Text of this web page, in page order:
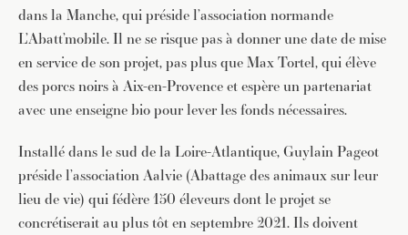
dans la Manche, qui préside l’association normande
L’Abatt’mobile. Il ne se risque pas à donner une date de mise
en service de son projet, pas plus que Max Tortel, qui élève
des porcs noirs à Aix-en-Provence et espère un partenariat
avec une enseigne bio pour lever les fonds nécessaires.
Installé dans le sud de la Loire-Atlantique, Guylain Pageot
préside l’association Aalvie (Abattage des animaux sur leur
lieu de vie) qui fédère 150 éleveurs dont le projet se
concrétiserait au plus tôt en septembre 2021. Ils doivent